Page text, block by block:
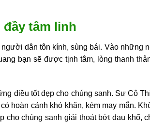
đầy tâm linh
dân tôn kính, sùng bái. Vào những
bạn sẽ được tịnh tâm, lòng thanh
điều tốt đẹp cho chúng sanh. Sư Cô
hoàn cảnh khó khăn, kém may mắn.
chúng sanh giải thoát bớt đau khổ,